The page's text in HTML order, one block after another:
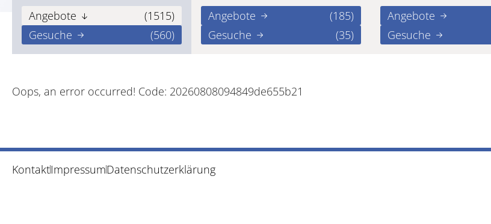
Angebote
(1515)
Gesuche
(560)
Angebote
(185)
Gesuche
(35)
Angebote
Gesuche
Oops, an error occurred! Code: 20260808094849de655b21
KontaktImpressumDatenschutzerklärung